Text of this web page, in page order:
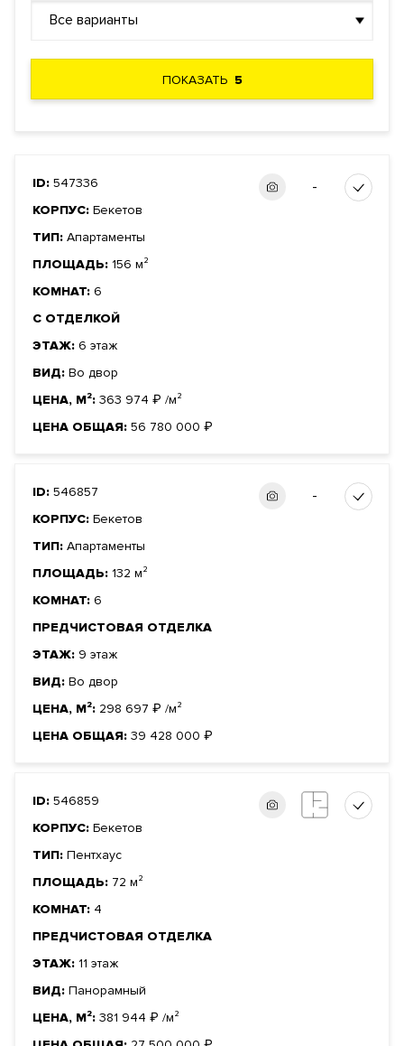
Все варианты
ПОКАЗАТЬ5
ID: 547336
КОРПУС: Бекетов
ТИП: Апартаменты
ПЛОЩАДЬ: 156 м²
КОМНАТ: 6
С ОТДЕЛКОЙ
ЭТАЖ: 6 этаж
ВИД: Во двор
ЦЕНА, М²: 363 974 ₽ /м²
ЦЕНА ОБЩАЯ: 56 780 000 ₽
-
ID: 546857
КОРПУС: Бекетов
ТИП: Апартаменты
ПЛОЩАДЬ: 132 м²
КОМНАТ: 6
ПРЕДЧИСТОВАЯ ОТДЕЛКА
ЭТАЖ: 9 этаж
ВИД: Во двор
ЦЕНА, М²: 298 697 ₽ /м²
ЦЕНА ОБЩАЯ: 39 428 000 ₽
-
ID: 546859
КОРПУС: Бекетов
ТИП: Пентхаус
ПЛОЩАДЬ: 72 м²
КОМНАТ: 4
ПРЕДЧИСТОВАЯ ОТДЕЛКА
ЭТАЖ: 11 этаж
ВИД: Панорамный
ЦЕНА, М²: 381 944 ₽ /м²